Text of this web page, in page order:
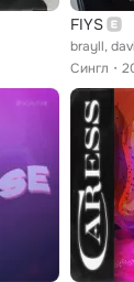
FIYS
brayll,
Сингл